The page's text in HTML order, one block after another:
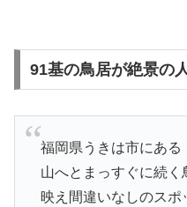
91基の鳥居が絶景の
福岡県うきは市にある
山へとまっすぐに続
映え間違いなしのスポ